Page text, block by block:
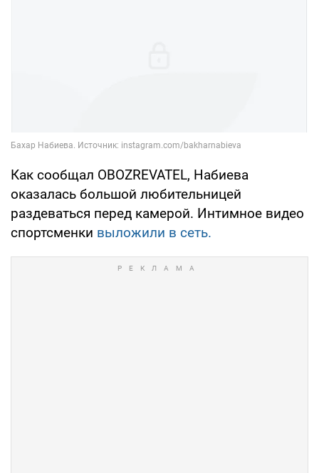
Как сообщал OBOZREVATEL, Набиева
оказалась большой любительницей
раздеваться перед камерой. Интимное видео
спортсменки выложили в сеть.